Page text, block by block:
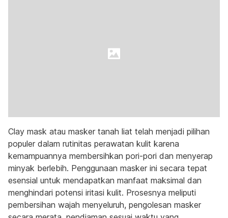
Clay mask atau masker tanah liat telah menjadi pilihan
populer dalam rutinitas perawatan kulit karena
kemampuannya membersihkan pori-pori dan menyerap
minyak berlebih. Penggunaan masker ini secara tepat
esensial untuk mendapatkan manfaat maksimal dan
menghindari potensi iritasi kulit. Prosesnya meliputi
pembersihan wajah menyeluruh, pengolesan masker